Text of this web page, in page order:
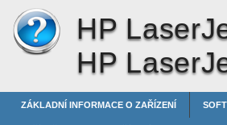
HP
HP
ZÁKLADNÍ INFORMACE O ZAŘÍZENÍ